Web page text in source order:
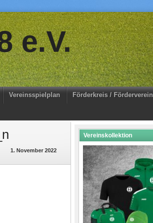
e.V.
Vereinsspielplan Förderkreis / Förderverein
1. November 2022
Vereinskollektion